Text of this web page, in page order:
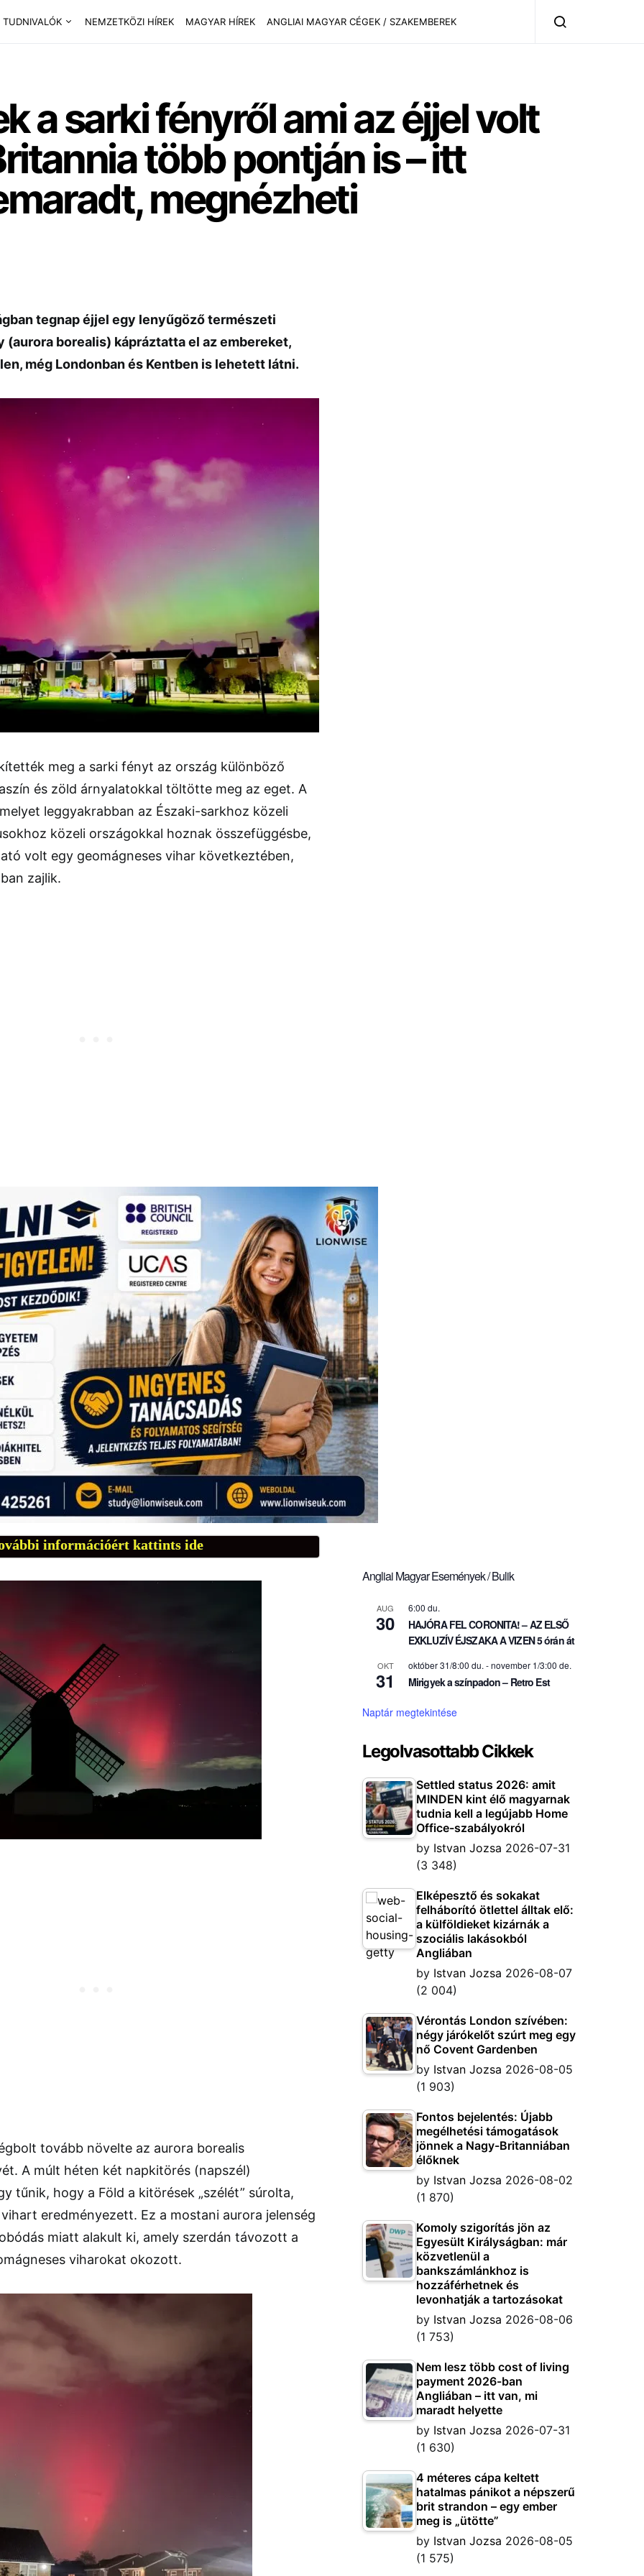
NEMZETKÖZI HÍREK MAGYAR HÍREK ANGLIAI MAGYAR CÉGEK / SZAKEMBEREK
a sarki fényről ami az éjjel volt
több pontján is – itt
megnézheti
tegnap éjjel egy lenyűgöző természeti
(aurora borealis) kápráztatta el az embereket,
még Londonban és Kentben is lehetett látni.
meg a sarki fényt az ország különböző
és zöld árnyalatokkal töltötte meg az eget. A
leggyakrabban az Északi-sarkhoz közeli
közeli országokkal hoznak összefüggésbe,
volt egy geomágneses vihar következtében,
zajlik.
információért kattints ide
tovább növelte az aurora borealis
A múlt héten két napkitörés (napszél)
tűnik, hogy a Föld a kitörések „szélét” súrolta,
eredményezett. Ez a mostani aurora jelenség
miatt alakult ki, amely szerdán távozott a
viharokat okozott.
Angliai Magyar Események / Bulik
AUG
30
6:00 du.
HAJÓRA FEL CORONITA! – AZ ELSŐ
EXKLUZÍV ÉJSZAKA A VIZEN 5 órán át
OKT
31
október 31/8:00 du. -november 1/3:00 de.
Mirigyek a színpadon – Retro Est
Naptár megtekintése
Legolvasottabb Cikkek
Settled status 2026: amit
MINDEN kint élő magyarnak
tudnia kell a legújabb Home
Office-szabályokról
by Istvan Jozsa 2026-07-31
(3 348)
Elképesztő és sokakat
felháborító ötlettel álltak elő:
a külföldieket kizárnák a
szociális lakásokból
Angliában
by Istvan Jozsa 2026-08-07
(2 004)
Vérontás London szívében:
négy járókelőt szúrt meg egy
nő Covent Gardenben
by Istvan Jozsa 2026-08-05
(1 903)
Fontos bejelentés: Újabb
megélhetési támogatások
jönnek a Nagy-Britanniában
élőknek
by Istvan Jozsa 2026-08-02
(1 870)
Komoly szigorítás jön az
Egyesült Királyságban: már
közvetlenül a
bankszámlánkhoz is
hozzáférhetnek és
levonhatják a tartozásokat
by Istvan Jozsa 2026-08-06
(1 753)
Nem lesz több cost of living
payment 2026-ban
Angliában – itt van, mi
maradt helyette
by Istvan Jozsa 2026-07-31
(1 630)
4 méteres cápa keltett
hatalmas pánikot a népszerű
brit strandon – egy ember
meg is „ütötte”
by Istvan Jozsa 2026-08-05
(1 575)